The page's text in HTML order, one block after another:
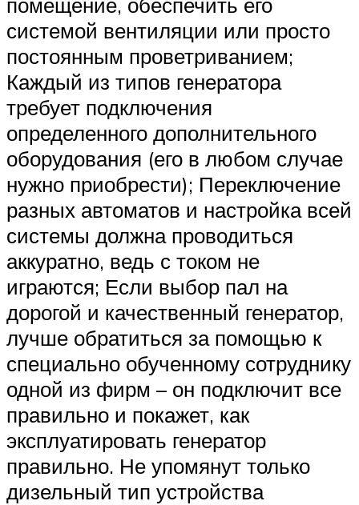
системой вентиляции или просто
постоянным проветриванием;
Каждый из типов генератора
требует подключения
определенного дополнительного
оборудования (его в любом случае
нужно приобрести); Переключение
разных автоматов и настройка всей
системы должна проводиться
аккуратно, ведь с током не
играются; Если выбор пал на
дорогой и качественный генератор,
лучше обратиться за помощью к
специально обученному сотруднику
одной из фирм – он подключит все
правильно и покажет, как
эксплуатировать генератор
правильно. Не упомянут только
дизельный тип устройства